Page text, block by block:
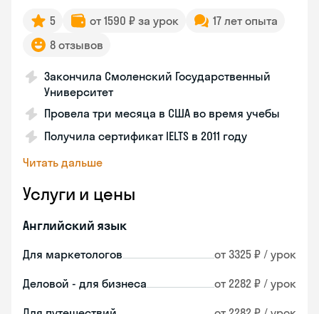
5 от 1590 ₽ за урок
17 лет опыта
8 отзывов
Закончила Смоленский Государственный
Университет
Провела три месяца в США во время учебы
Получила сертификат IELTS в 2011 году
Читать дальше
Услуги и цены
Английский язык
Для маркетологов от 3325 ₽ / урок
Деловой - для бизнеса от 2282 ₽ / урок